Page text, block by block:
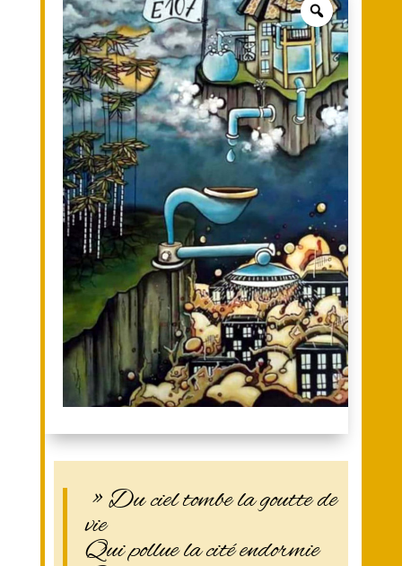
» Du ciel tombe la goutte de
vie
Qui pollue la cité endormie